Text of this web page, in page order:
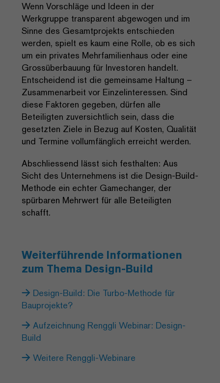
Wenn Vorschläge und Ideen in der
Werkgruppe transparent abgewogen und im
Sinne des Gesamtprojekts entschieden
werden, spielt es kaum eine Rolle, ob es sich
um ein privates Mehrfamilienhaus oder eine
Grossüberbauung für Investoren handelt.
Entscheidend ist die gemeinsame Haltung –
Zusammenarbeit vor Einzelinteressen. Sind
diese Faktoren gegeben, dürfen alle
Beteiligten zuversichtlich sein, dass die
gesetzten Ziele in Bezug auf Kosten, Qualität
und Termine vollumfänglich erreicht werden.
Abschliessend lässt sich festhalten: Aus
Sicht des Unternehmens ist die Design-Build-
Methode ein echter Gamechanger, der
spürbaren Mehrwert für alle Beteiligten
schafft.
Weiterführende Informationen
zum Thema Design-Build
Design-Build: Die Turbo-Methode für
Bauprojekte?
Aufzeichnung Renggli Webinar: Design-
Build
Weitere Renggli-Webinare